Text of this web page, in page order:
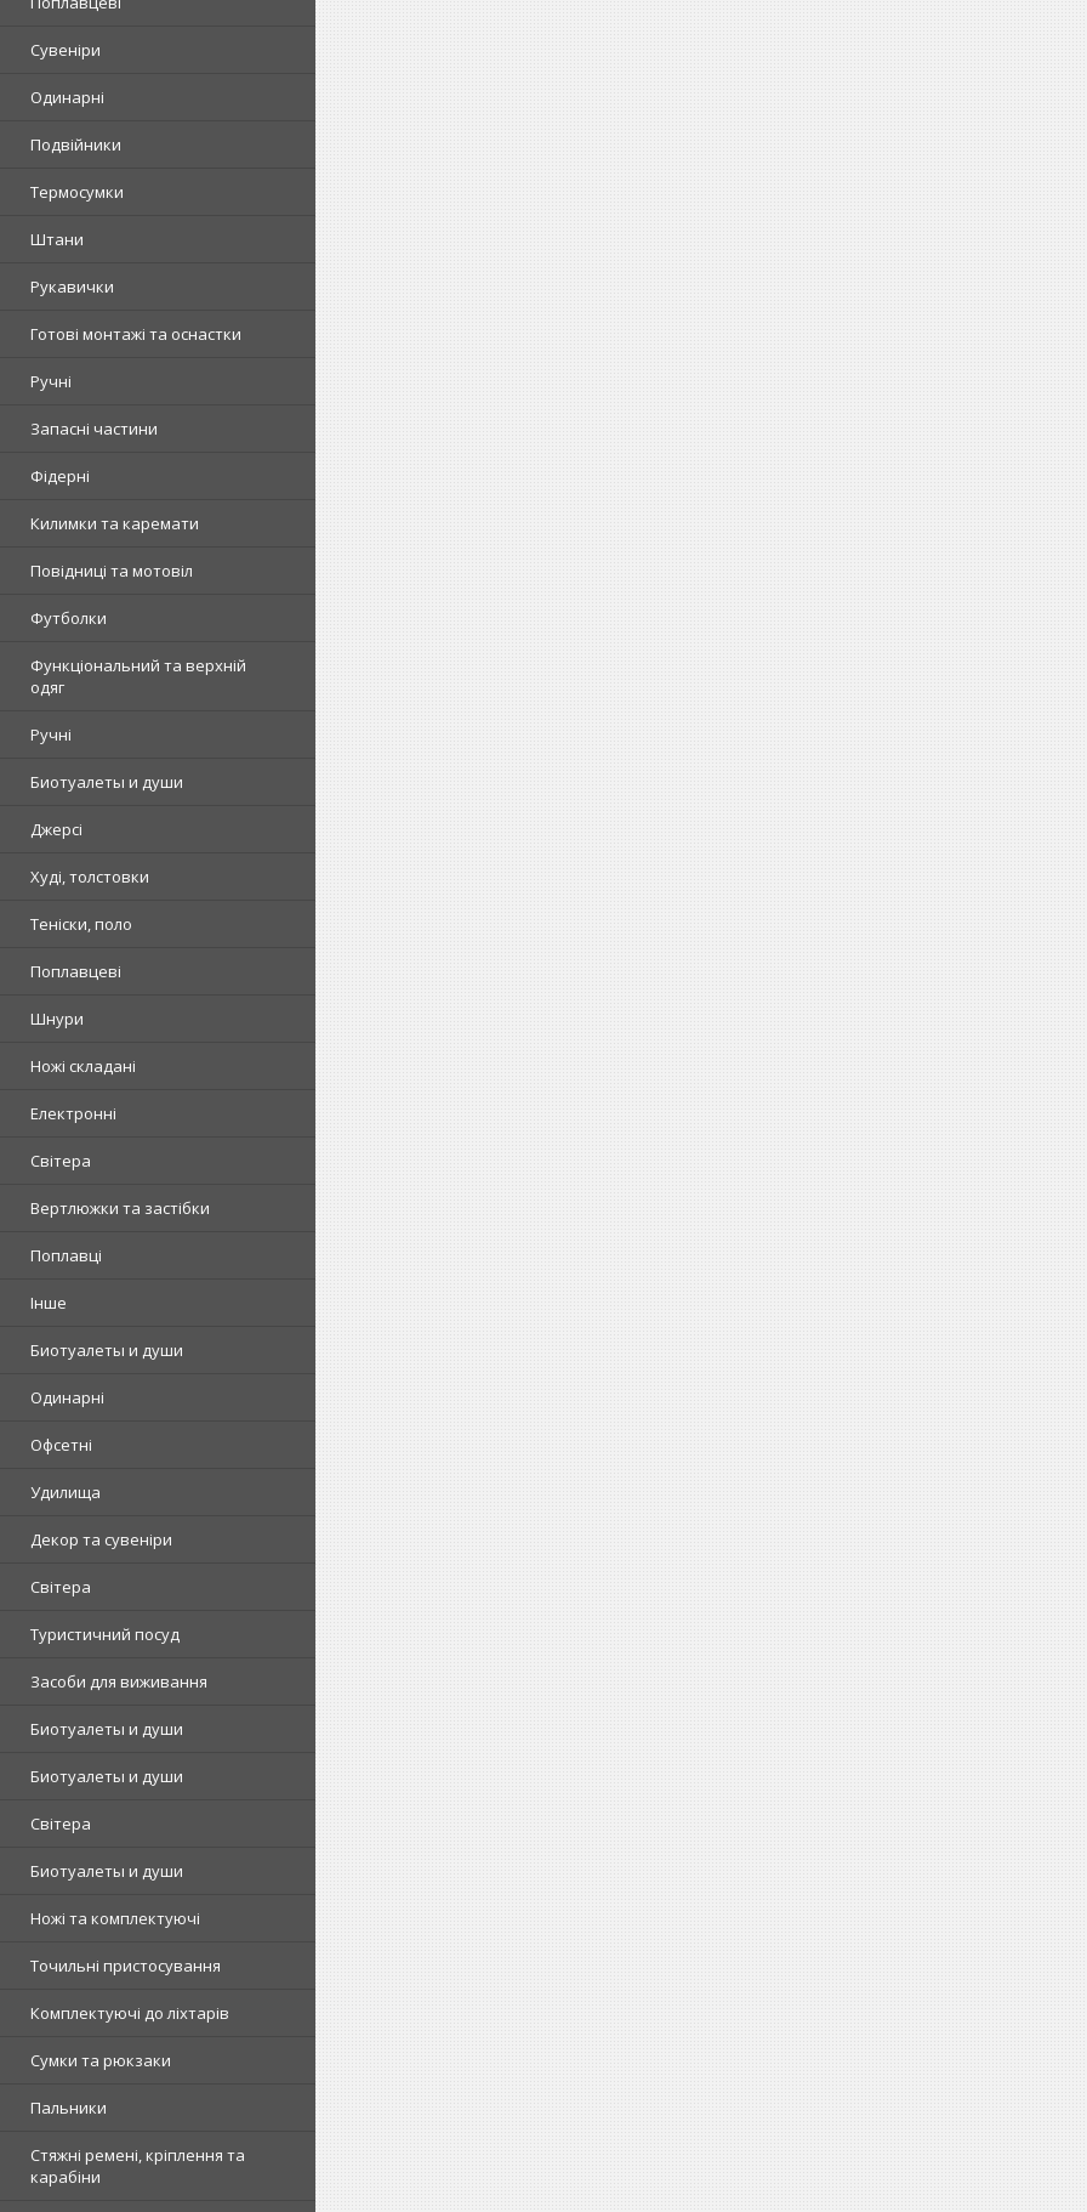
Сувеніри
Одинарні
Подвійники
Термосумки
Штани
Рукавички
Готові монтажі та оснастки
Ручні
Запасні частини
Фідерні
Килимки та каремати
Повідниці та мотовіл
Футболки
Функціональний та верхній
одяг
Ручні
Биотуалеты и души
Джерсі
Худі, толстовки
Теніски, поло
Поплавцеві
Шнури
Ножі складані
Електронні
Світера
Вертлюжки та застібки
Поплавці
Інше
Биотуалеты и души
Одинарні
Офсетні
Удилища
Декор та сувеніри
Світера
Туристичний посуд
Засоби для виживання
Биотуалеты и души
Биотуалеты и души
Світера
Биотуалеты и души
Ножі та комплектуючі
Точильні пристосування
Комплектуючі до ліхтарів
Сумки та рюкзаки
Пальники
Стяжні ремені, кріплення та
карабіни